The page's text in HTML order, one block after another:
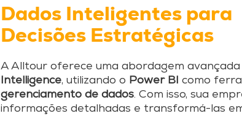
Dados Inteligentes para
Decisões Estratégicas
A Alltour oferece uma abordagem avançada
Intelligence, utilizando o Power BI como
gerenciamento de dados. Com isso, sua
informações detalhadas e transformá-las